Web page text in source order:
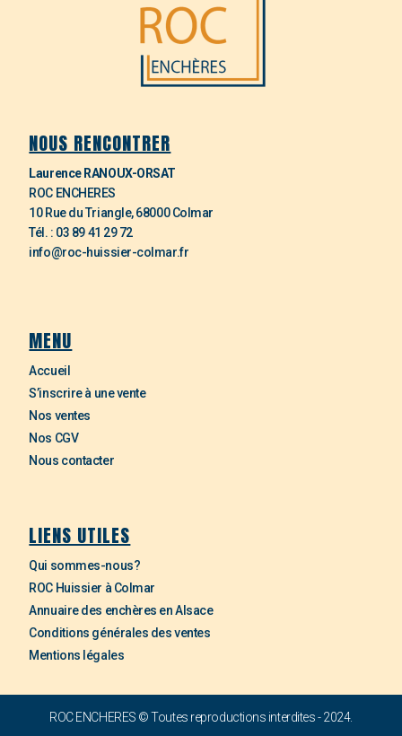
NOUS RENCONTRER
Laurence RANOUX-ORSAT
ROC ENCHERES
10 Rue du Triangle, 68000 Colmar
Tél. : 03 89 41 29 72
info@roc-huissier-colmar.fr
MENU
Accueil
S’inscrire à une vente
Nos ventes
Nos CGV
Nous contacter
LIENS UTILES
Qui sommes-nous?
ROC Huissier à Colmar
Annuaire des enchères en Alsace
Conditions générales des ventes
Mentions légales
ROC ENCHERES © Toutes reproductions interdites - 2024.